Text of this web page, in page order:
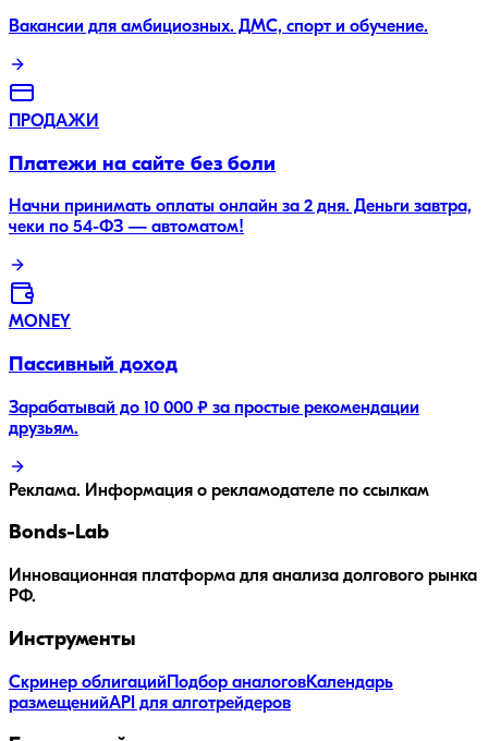
Вакансии для амбициозных. ДМС, спорт и обучение.
ПРОДАЖИ
Платежи на сайте без боли
Начни принимать оплаты онлайн за 2 дня. Деньги завтра,
чеки по 54-ФЗ — автоматом!
MONEY
Пассивный доход
Зарабатывай до 10 000 ₽ за простые рекомендации
друзьям.
Реклама. Информация о рекламодателе по ссылкам
Bonds-Lab
Инновационная платформа для анализа долгового рынка
РФ.
Инструменты
Скринер облигаций Подбор аналоговКалендарь
размещенийAPI для алготрейдеров